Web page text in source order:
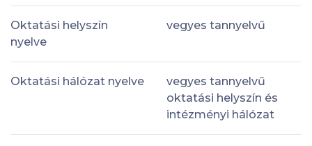
Oktatási helyszín
nyelve
vegyes tannyelvű
Oktatási hálózat nyelve
vegyes tannyelvű
oktatási helyszín és
intézményi hálózat